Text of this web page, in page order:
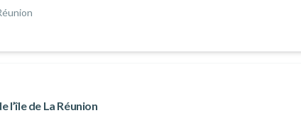
l’île de La Réunion